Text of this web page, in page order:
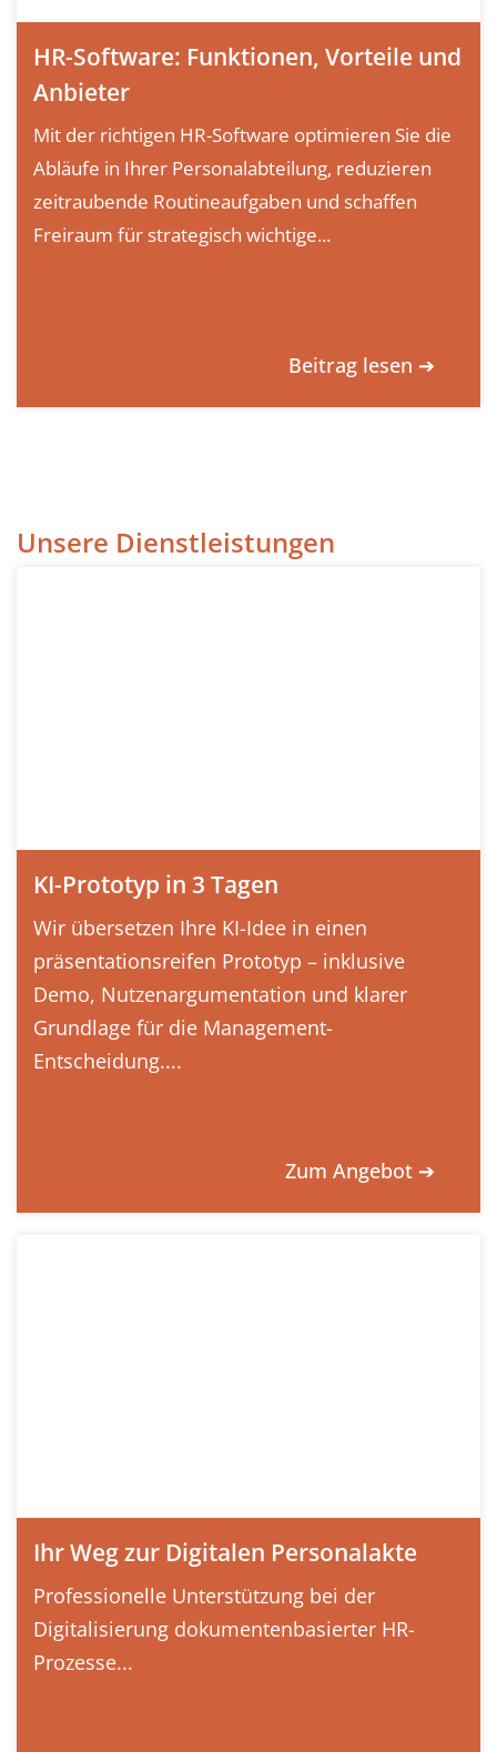
HR-Software: Funktionen, Vorteile und
Anbieter
Mit der richtigen HR-Software optimieren Sie die
Abläufe in Ihrer Personalabteilung, reduzieren
zeitraubende Routineaufgaben und schaffen
Freiraum für strategisch wichtige...
Beitrag lesen ➔
Unsere Dienstleistungen
KI-Prototyp in 3 Tagen
Wir übersetzen Ihre KI-Idee in einen
präsentationsreifen Prototyp – inklusive
Demo, Nutzenargumentation und klarer
Grundlage für die Management-
Entscheidung....
Zum Angebot ➔
Ihr Weg zur Digitalen Personalakte
Professionelle Unterstützung bei der
Digitalisierung dokumentenbasierter HR-
Prozesse...